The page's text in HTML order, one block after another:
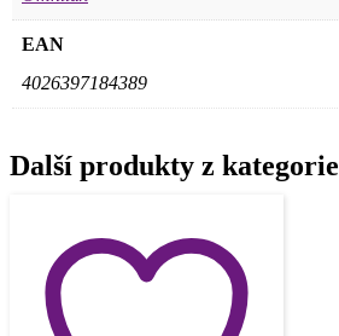
EAN
4026397184389
Další produkty z kategorie